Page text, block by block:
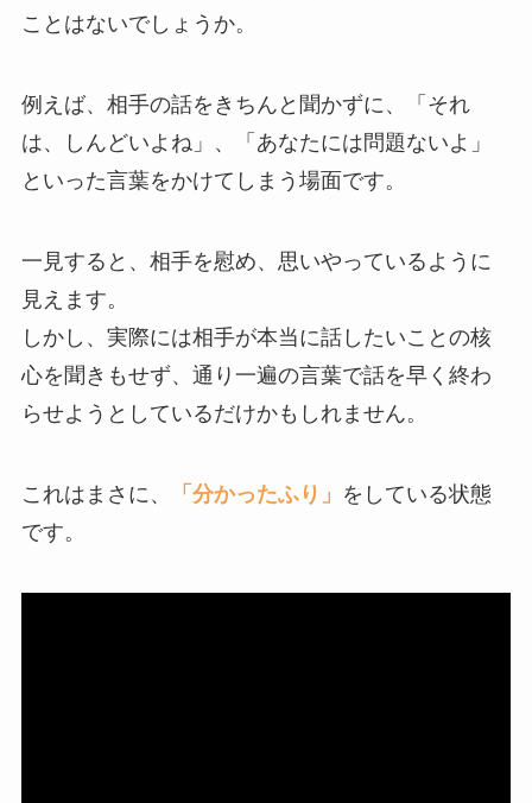
ことはないでしょうか。
例えば、相手の話をきちんと聞かずに、「それ
は、しんどいよね」、「あなたには問題ないよ」
といった言葉をかけてしまう場面です。
一見すると、相手を慰め、思いやっているように
見えます。
しかし、実際には相手が本当に話したいことの核
心を聞きもせず、通り一遍の言葉で話を早く終わ
らせようとしているだけかもしれません。
これはまさに、 「分かったふり」 をしている状態
です。